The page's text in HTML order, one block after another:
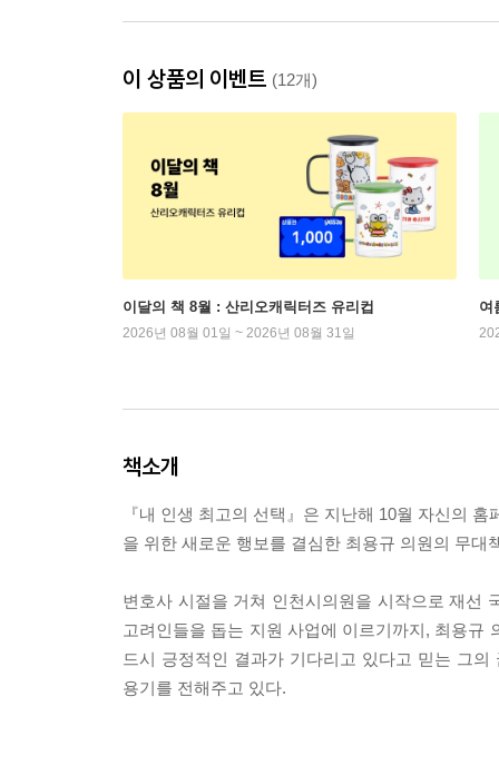
이 상품의 이벤트 (12개)
이달의 책 8월 : 산리오캐릭터즈 유리컵
2026년 08월 01일 ~ 2026년 08월 31일
여
책소개
『내 인생 최고의 선택』은 지난해 10월 자신의
을 위한 새로운 행보를 결심한 최용규 의원의 무대
변호사 시절을 거쳐 인천시의원을 시작으로 재선
고려인들을 돕는 지원 사업에 이르기까지, 최용규
드시 긍정적인 결과가 기다리고 있다고 믿는 그
용기를 전해주고 있다.